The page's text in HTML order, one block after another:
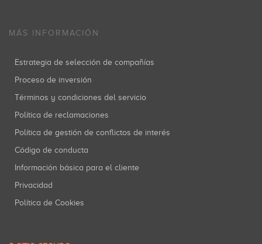
MÁS INFORMACIÓN
Estrategia de selección de compañías
Proceso de inversión
Términos y condiciones del servicio
Política de reclamaciones
Política de gestión de conflictos de interés
Código de conducta
Información básica para el cliente
Privacidad
Política de Cookies